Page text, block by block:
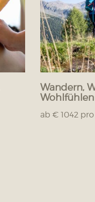
Wandern,
Wohlfühlen
ab € 1042